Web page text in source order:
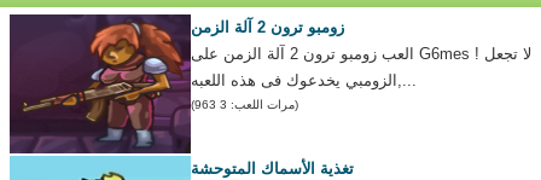
زومبو ترون 2 آلة الزمن
العب زومبو ترون 2 آلة الزمن على G6mes ! لا تجعل
الزومبي يخدعوك فى هذه اللعبه,...
(مرات اللعب: 3 963)
تغذية الأسماك المتوحشة